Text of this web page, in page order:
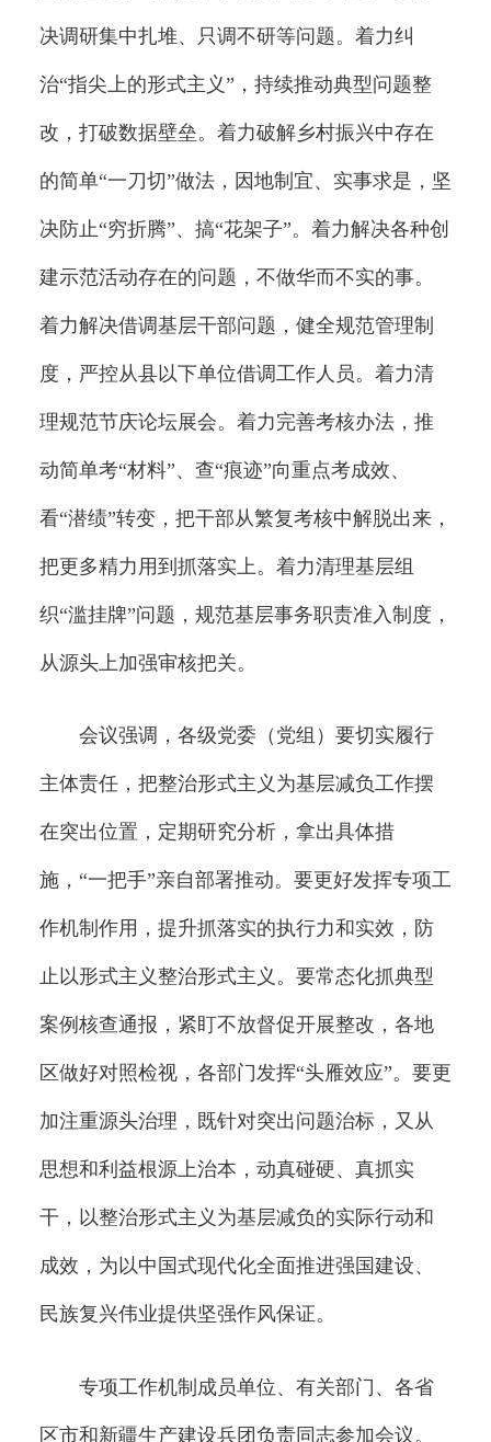
决调研集中扎堆、只调不研等问题。着力纠
治“指尖上的形式主义”，持续推动典型问题整
改，打破数据壁垒。着力破解乡村振兴中存在
的简单“一刀切”做法，因地制宜、实事求是，坚
决防止“穷折腾”、搞“花架子”。着力解决各种创
建示范活动存在的问题，不做华而不实的事。
着力解决借调基层干部问题，健全规范管理制
度，严控从县以下单位借调工作人员。着力清
理规范节庆论坛展会。着力完善考核办法，推
动简单考“材料”、查“痕迹”向重点考成效、
看“潜绩”转变，把干部从繁复考核中解脱出来，
把更多精力用到抓落实上。着力清理基层组
织“滥挂牌”问题，规范基层事务职责准入制度，
从源头上加强审核把关。
会议强调，各级党委（党组）要切实履行
主体责任，把整治形式主义为基层减负工作摆
在突出位置，定期研究分析，拿出具体措
施，“一把手”亲自部署推动。要更好发挥专项工
作机制作用，提升抓落实的执行力和实效，防
止以形式主义整治形式主义。要常态化抓典型
案例核查通报，紧盯不放督促开展整改，各地
区做好对照检视，各部门发挥“头雁效应”。要更
加注重源头治理，既针对突出问题治标，又从
思想和利益根源上治本，动真碰硬、真抓实
干，以整治形式主义为基层减负的实际行动和
成效，为以中国式现代化全面推进强国建设、
民族复兴伟业提供坚强作风保证。
专项工作机制成员单位、有关部门、各省
区市和新疆生产建设兵团负责同志参加会议。